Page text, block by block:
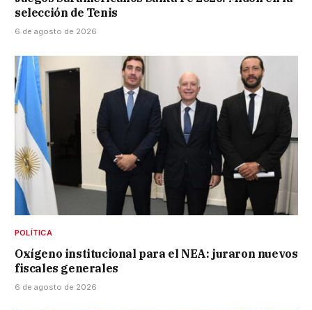
selección de Tenis
6 de agosto de 2026
POLÍTICA
Oxígeno institucional para el NEA: juraron nuevos
fiscales generales
6 de agosto de 2026